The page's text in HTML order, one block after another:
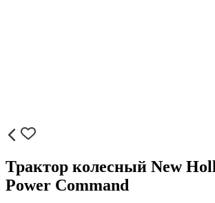
Трактор колесный New
Power Command